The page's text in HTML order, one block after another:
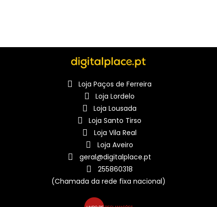
Loja Paços de Ferreira
Loja Lordelo
Loja Lousada
Loja Santo Tirso
Loja Vila Real
Loja Aveiro
geral@digitalplace.pt
255860318
(Chamada da rede fixa nacional)